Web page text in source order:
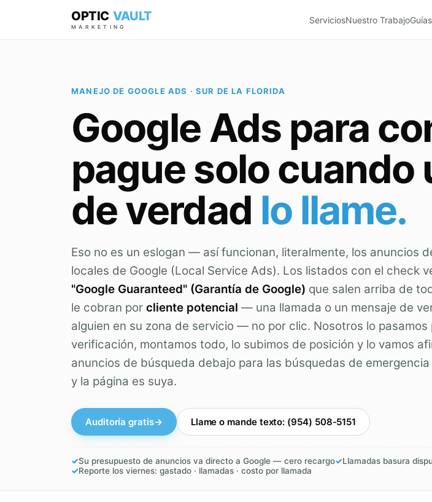
OPTIC VAULT
MARKETING
ServiciosNuestro TrabajoGuías
MANEJO DE GOOGLE ADS · SUR DE LA FLORIDA
Google Ads para
pague solo cuando
de verdad lo llame.
Eso no es un eslogan — así funcionan, literalmente, los anuncios
locales de Google (Local Service Ads). Los listados con el check
"Google Guaranteed" (Garantía de Google) que salen arriba de
le cobran por cliente potencial — una llamada o un mensaje de
alguien en su zona de servicio — no por clic. Nosotros lo pasamos
verificación, montamos todo, lo subimos de posición y lo vamos
anuncios de búsqueda debajo para las búsquedas de
y la página es suya.
Auditoría gratis→ Llame o mande texto: (954) 508-5151
✓Su presupuesto de anuncios va directo a Google — cero recargo✓Llamadas basura
✓Reporte los viernes: gastado · llamadas · costo por llamada